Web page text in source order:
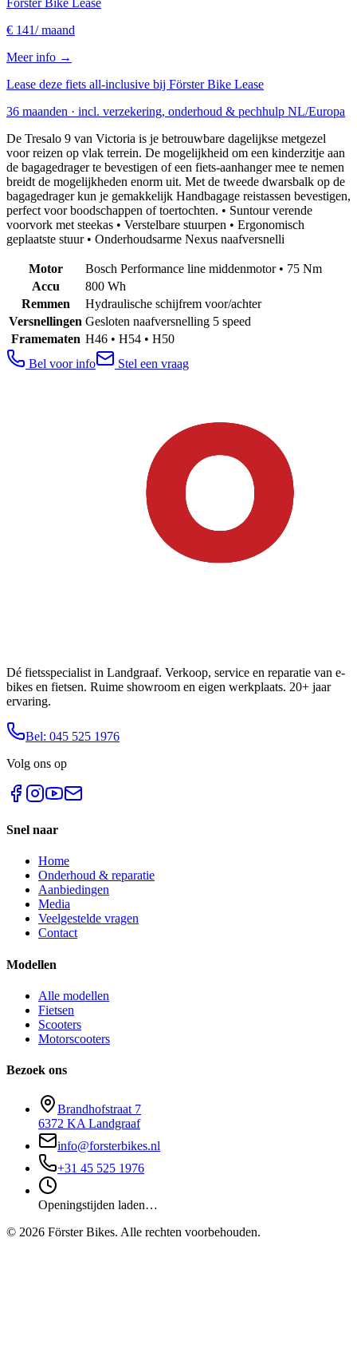
€ 141/ maand
Meer info →
Lease deze fiets all-inclusive bij Förster Bike Lease
36 maanden · incl. verzekering, onderhoud & pechhulp NL/Europa
De Tresalo 9 van Victoria is je betrouwbare dagelijkse metgezel
voor reizen op vlak terrein. De mogelijkheid om een kinderzitje aan
de bagagedrager te bevestigen of een fiets-aanhanger mee te nemen
breidt de mogelijkheden enorm uit. Met de tweede dwarsbalk op de
bagagedrager kun je gemakkelijk Handbagage reistassen bevestigen,
perfect voor boodschappen of toertochten. • Suntour verende
voorvork met steekas • Verstelbare stuurpen • Ergonomisch
geplaatste stuur • Onderhoudsarme Nexus naafversnelli
Motor
Bosch Performance line middenmotor • 75 Nm
Accu
800 Wh
Remmen
Hydraulische schijfrem voor/achter
Versnellingen Gesloten naafversnelling 5 speed
Framematen H46 • H54 • H50
Bel voor info
Stel een vraag
Dé fietsspecialist in Landgraaf. Verkoop, service en reparatie van e-
bikes en fietsen. Ruime showroom en eigen werkplaats. 20+ jaar
ervaring.
Bel: 045 525 1976
Volg ons op
Snel naar
Home
Onderhoud & reparatie
Aanbiedingen
Media
Veelgestelde vragen
Contact
Modellen
Alle modellen
Fietsen
Scooters
Motorscooters
Bezoek ons
Brandhofstraat 7
6372 KA Landgraaf
info@forsterbikes.nl
+31 45 525 1976
Openingstijden laden…
© 2026 Förster Bikes. Alle rechten voorbehouden.